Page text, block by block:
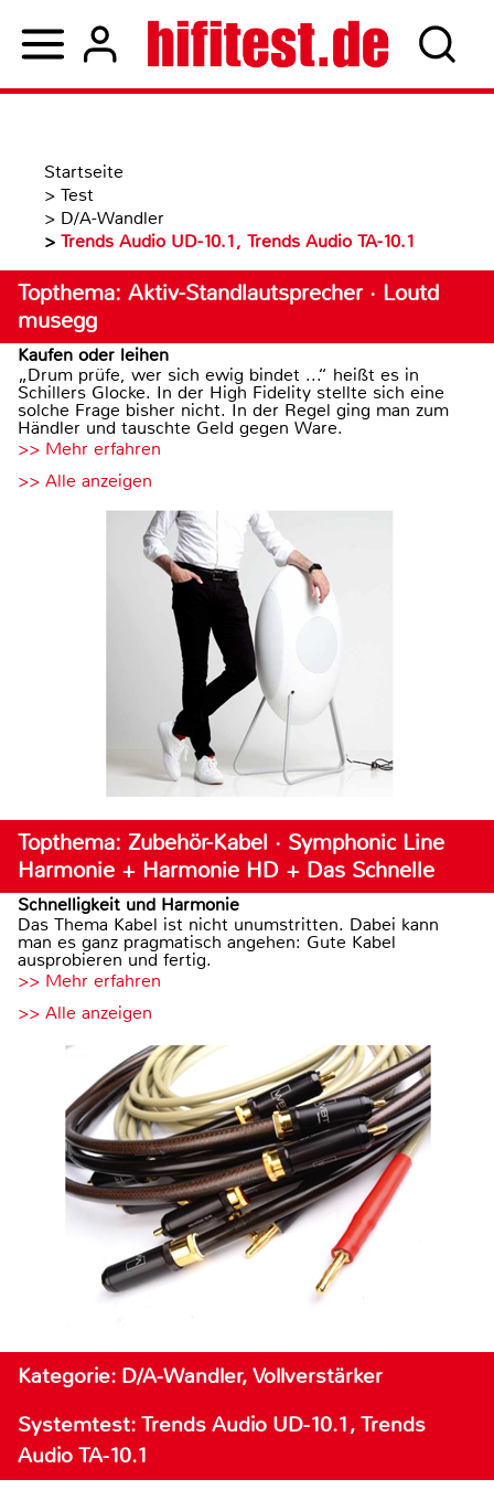
Startseite
> Test
> D/A-Wandler
> Trends Audio UD-10.1, Trends Audio TA-10.1
Topthema: Aktiv-Standlautsprecher · Loutd
musegg
Kaufen oder leihen
„Drum prüfe, wer sich ewig bindet ...“ heißt es in
Schillers Glocke. In der High Fidelity stellte sich eine
solche Frage bisher nicht. In der Regel ging man zum
Händler und tauschte Geld gegen Ware.
>> Mehr erfahren
>> Alle anzeigen
Topthema: Zubehör-Kabel · Symphonic Line
Harmonie + Harmonie HD + Das Schnelle
Schnelligkeit und Harmonie
Das Thema Kabel ist nicht unumstritten. Dabei kann
man es ganz pragmatisch angehen: Gute Kabel
ausprobieren und fertig.
>> Mehr erfahren
>> Alle anzeigen
Kategorie: D/A-Wandler, Vollverstärker
Systemtest: Trends Audio UD-10.1, Trends
Audio TA-10.1